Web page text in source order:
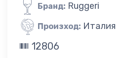
Бранд: Ruggeri
Произход: Италия
12806